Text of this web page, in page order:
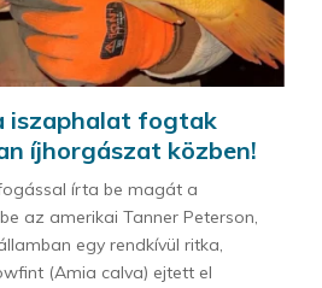
iszaphalat fogtak
íjhorgászat közben!
írta be magát a
az amerikai Tanner Peterson,
egy rendkívül ritka,
(Amia calva) ejtett el